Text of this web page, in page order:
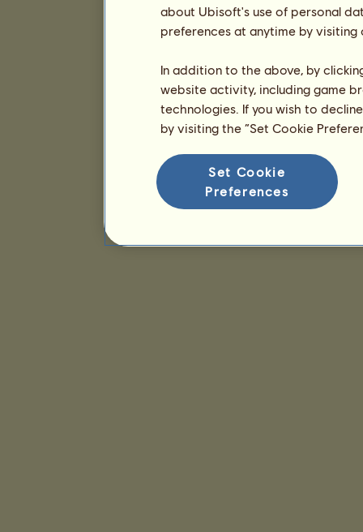
about Ubisoft's use of personal
preferences at anytime by
In addition to the above, by
website activity, including game
technologies. If you wish to
by visiting the “Set Cookie
Set Cookie
Preferences